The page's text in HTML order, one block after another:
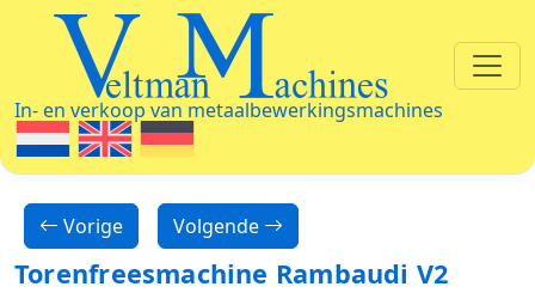
Veltman Machines
In- en verkoop van metaalbewerkingsmachines
Vorige Volgende
Torenfreesmachine Rambaudi V2